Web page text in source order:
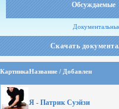
Обсуждаемые
Скачать
КартинкаНазвание / Добавлен
Я - Патрик Суэйзи